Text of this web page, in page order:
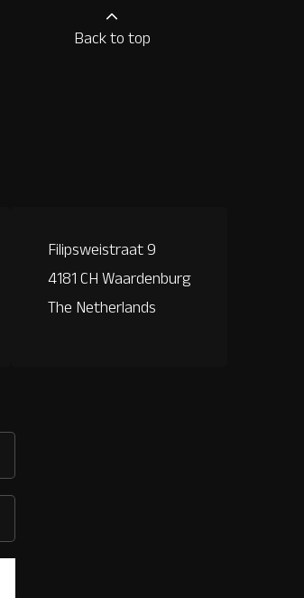
Back to top
Filipsweistraat 9
4181 CH Waardenburg
The Netherlands